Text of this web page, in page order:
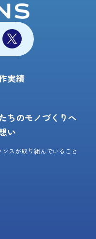
実績
ちのモノづくりへ
い
ンスが取り組んでいること